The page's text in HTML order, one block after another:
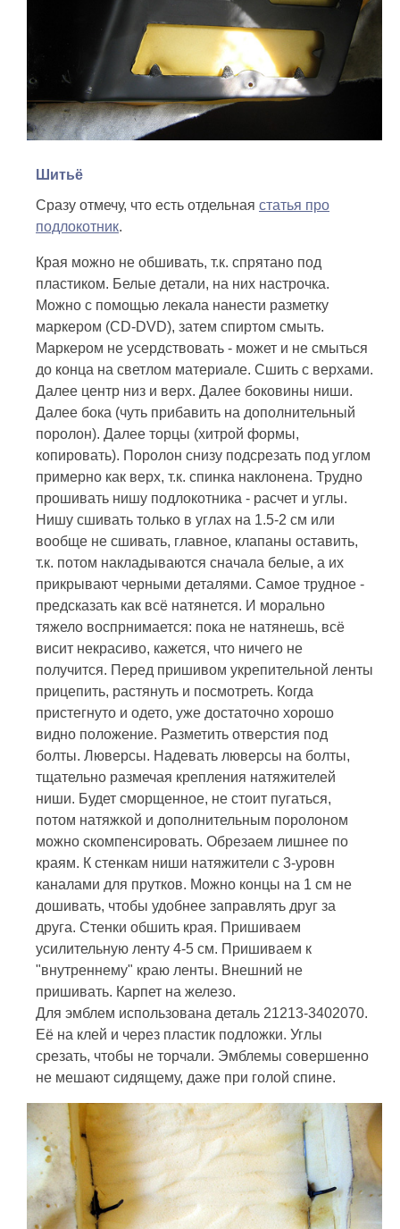
Шитьё
Сразу отмечу, что есть отдельная статья про
подлокотник.
Края можно не обшивать, т.к. спрятано под
пластиком. Белые детали, на них настрочка.
Можно с помощью лекала нанести разметку
маркером (CD-DVD), затем спиртом смыть.
Маркером не усердствовать - может и не смыться
до конца на светлом материале. Сшить с верхами.
Далее центр низ и верх. Далее боковины ниши.
Далее бока (чуть прибавить на дополнительный
поролон). Далее торцы (хитрой формы,
копировать). Поролон снизу подсрезать под углом
примерно как верх, т.к. спинка наклонена. Трудно
прошивать нишу подлокотника - расчет и углы.
Нишу сшивать только в углах на 1.5-2 см или
вообще не сшивать, главное, клапаны оставить,
т.к. потом накладываются сначала белые, а их
прикрывают черными деталями. Самое трудное -
предсказать как всё натянется. И морально
тяжело воспрнимается: пока не натянешь, всё
висит некрасиво, кажется, что ничего не
получится. Перед пришивом укрепительной ленты
прицепить, растянуть и посмотреть. Когда
пристегнуто и одето, уже достаточно хорошо
видно положение. Разметить отверстия под
болты. Люверсы. Надевать люверсы на болты,
тщательно размечая крепления натяжителей
ниши. Будет сморщенное, не стоит пугаться,
потом натяжкой и дополнительным поролоном
можно скомпенсировать. Обрезаем лишнее по
краям. К стенкам ниши натяжители с 3-уровн
каналами для прутков. Можно концы на 1 см не
дошивать, чтобы удобнее заправлять друг за
друга. Стенки обшить края. Пришиваем
усилительную ленту 4-5 см. Пришиваем к
"внутреннему" краю ленты. Внешний не
пришивать. Карпет на железо.
Для эмблем использована деталь 21213-3402070.
Её на клей и через пластик подложки. Углы
срезать, чтобы не торчали. Эмблемы совершенно
не мешают сидящему, даже при голой спине.